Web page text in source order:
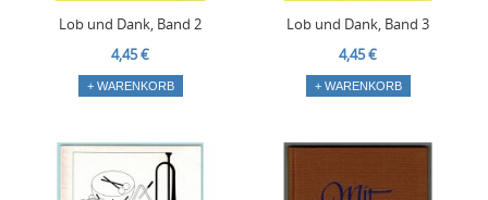
Lob und Dank, Band 2
4,45 €
+ WARENKORB
Lob und Dank, Band 3
4,45 €
+ WARENKORB